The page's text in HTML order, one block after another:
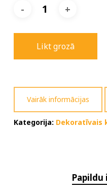
Likt grozā
Vairāk informācijas
Kategorija: Dekoratīvais